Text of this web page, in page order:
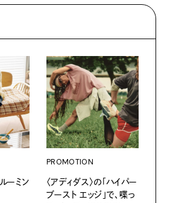
ーミン
PROMOTION
〈アディダス〉の「ハイパー
ブースト エッジ」で、喋っ